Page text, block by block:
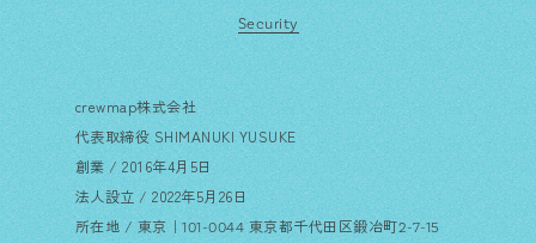
Security
crewmap株式会社
代表取締役 SHIMANUKI YUSUKE
創業 / 2016年4月5日
法人設立 / 2022年5月26日
所在地 / 東京｜101-0044 東京都千代田区鍛冶町2-7-15